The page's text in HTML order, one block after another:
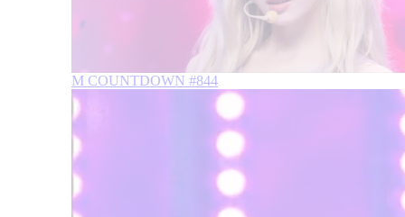
M COUNTDOWN #844